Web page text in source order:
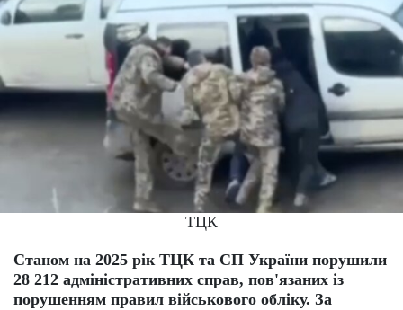
ТЦК
Станом на 2025 рік ТЦК та СП України порушили
28 212 адміністративних справ, пов'язаних із
порушенням правил військового обліку. За